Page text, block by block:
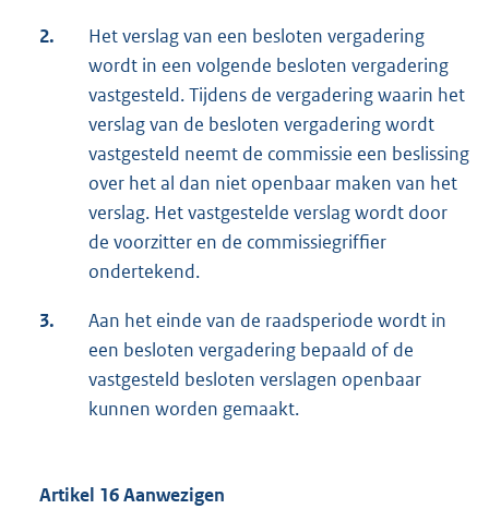
2.
Het verslag van een besloten vergadering
wordt in een volgende besloten vergadering
vastgesteld. Tijdens de vergadering waarin het
verslag van de besloten vergadering wordt
vastgesteld neemt de commissie een beslissing
over het al dan niet openbaar maken van het
verslag. Het vastgestelde verslag wordt door
de voorzitter en de commissiegriffier
ondertekend.
3.
Aan het einde van de raadsperiode wordt in
een besloten vergadering bepaald of de
vastgesteld besloten verslagen openbaar
kunnen worden gemaakt.
Artikel 16 Aanwezigen